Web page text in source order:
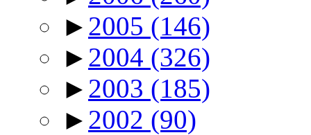
► 2005 (146)
► 2004 (326)
► 2003 (185)
► 2002 (90)